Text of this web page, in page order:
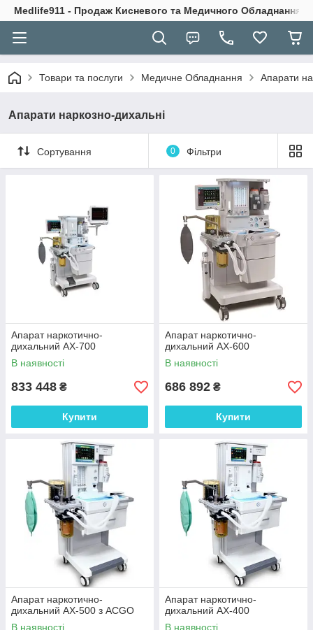
Medlife911 - Продаж Кисневого та Медичного Обладнання
Товари та послуги Медичне Обладнання Апарати
Апарати наркозно-дихальні
Сортування 0 Фільтри
Апарат наркотично-
дихальний АХ-700
В наявності
833 448 ₴
Купити
Апарат наркотично-
дихальний AX-600
В наявності
686 892 ₴
Купити
Апарат наркотично-
дихальний AX-500 з ACGO
В наявності
Апарат наркотично-
дихальний AX-400
В наявності